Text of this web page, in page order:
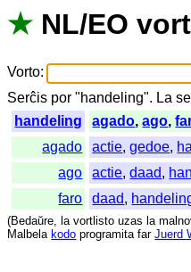
★ NL/EO
Vorto:
Serĉis por "handeling". La
handeling
agado,ago,
agado
actie,gedoe,
ago
actie,daad,
faro
daad,
(Bedaŭre, la vortlisto uzas la
Malbela kodo programita far Juerd